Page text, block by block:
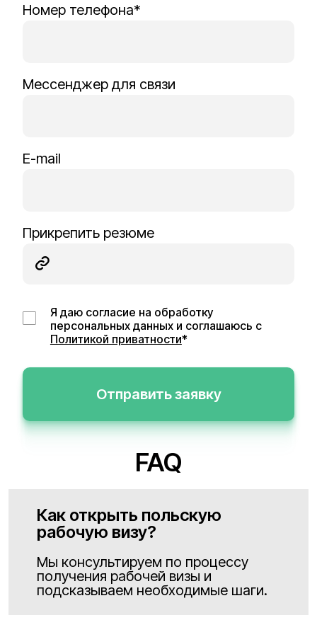
Номер телефона*
Мессенджер для связи
E-mail
Прикрепить резюме
Я даю согласие на обработку
персональных данных и соглашаюсь с
Политикой приватности*
Отправить заявку
FAQ
Как открыть польскую
рабочую визу?
Мы консультируем по процессу
получения рабочей визы и
подсказываем необходимые шаги.